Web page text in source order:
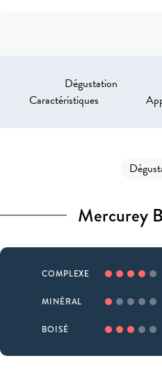
Dégustation
Caractéristiques
Mercurey
COMPLEXE
MINÉRAL
BOISÉ